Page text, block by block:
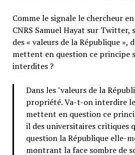
Comme le signale le chercheur
CNRS Samuel Hayat sur
des « valeurs de la République »,
mettent en question ce principe
interdites ?
Dans les "valeurs de la
propriété. Va-t-on interdire
mettent en question ce
il des universitaires critiques
question la République elle-
montrant la face sombre de